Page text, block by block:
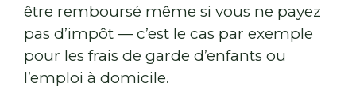
être remboursé même si vous ne payez
pas d’impôt — c’est le cas par exemple
pour les frais de garde d’enfants ou
l’emploi à domicile.